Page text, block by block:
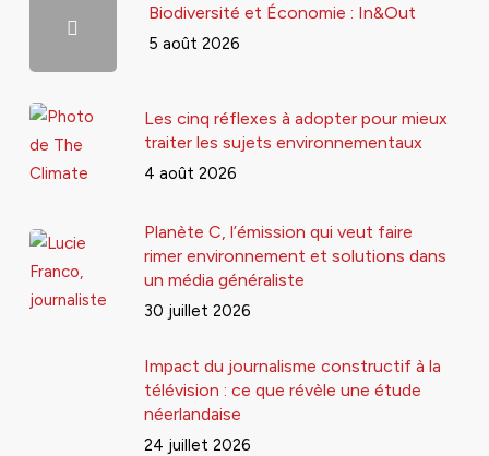
Biodiversité et Économie : In&Out
5 août 2026
Les cinq réflexes à adopter pour mieux
traiter les sujets environnementaux
4 août 2026
Planète C, l’émission qui veut faire
rimer environnement et solutions dans
un média généraliste
30 juillet 2026
Impact du journalisme constructif à la
télévision : ce que révèle une étude
néerlandaise
24 juillet 2026